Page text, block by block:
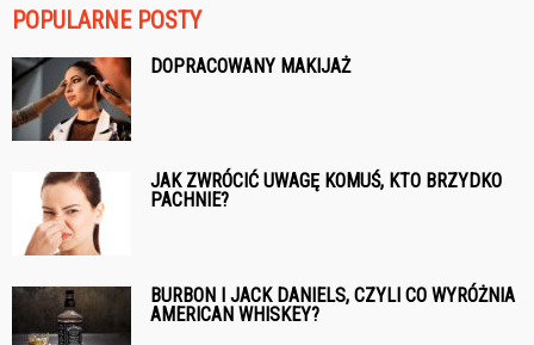
POPULARNE POSTY
DOPRACOWANY MAKIJAŻ
JAK ZWRÓCIĆ UWAGĘ KOMUŚ, KTO BRZYDKO
PACHNIE?
BURBON I JACK DANIELS, CZYLI CO WYRÓŻNIA
AMERICAN WHISKEY?